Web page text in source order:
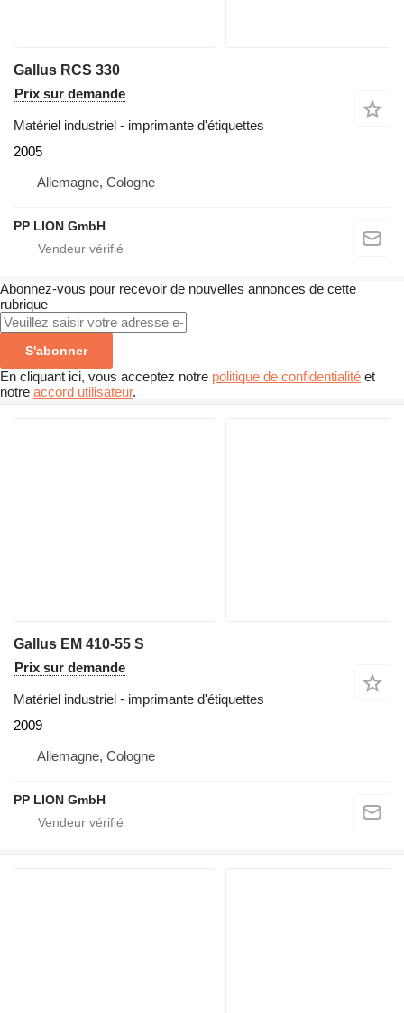
Gallus RCS 330
Prix sur demande
Matériel industriel - imprimante d'étiquettes
2005
Allemagne, Cologne
PP LION GmbH
Abonnez-vous pour recevoir de nouvelles annonces de cette
rubrique
S'abonner
En cliquant ici, vous acceptez notre politique de confidentialité et
notre accord utilisateur.
Gallus EM 410-55 S
Prix sur demande
Matériel industriel - imprimante d'étiquettes
2009
Allemagne, Cologne
PP LION GmbH